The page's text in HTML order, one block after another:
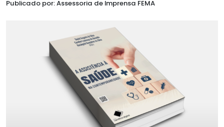
Publicado por: Assessoria de Imprensa FEMA